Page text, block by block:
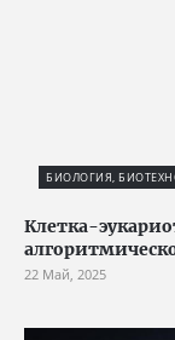
БИОЛОГИЯ,
Клетка-
22 Май, 2025